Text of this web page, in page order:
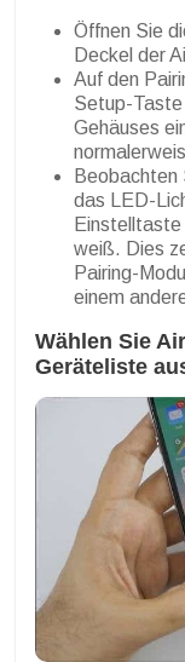
Öffnen Sie
Deckel der
Auf den
Setup-
Gehäuses
Beobachten
das LED-
weiß. Dies
Pairing-
einem
Wählen Sie
Geräteliste